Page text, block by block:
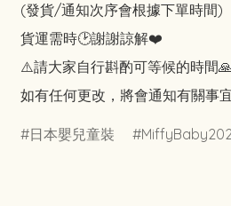
(發貨/通知次序會根據下單時間)
貨運需時🕑謝謝諒解❤️
⚠️請大家自行斟酌可等候的時間
如有任何更改，將會通知有關事宜
日本嬰兒童裝